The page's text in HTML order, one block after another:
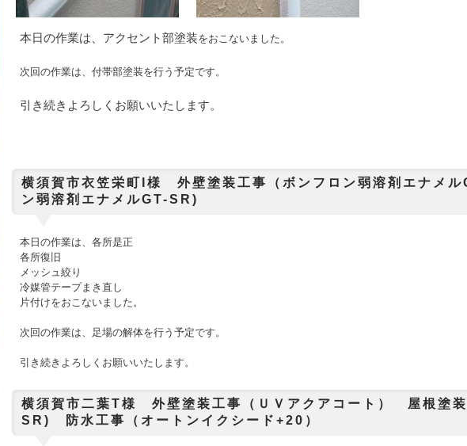
本日の作業は、アクセント部塗装をおこないました。
次回の作業は、付帯部塗装を行う予定です。
引き続きよろしくお願いいたします。
横須賀市衣笠栄町I様 外壁塗装工事（ボンフロン弱溶剤エナメ
ン弱溶剤エナメルGT-SR)
本日の作業は、各所是正
各所復旧
メッシュ絞り
冷媒管テープまき直し
片付けをおこないました。
次回の作業は、足場の解体を行う予定です。
引き続きよろしくお願いいたします。
横須賀市二葉T様 外壁塗装工事（ＵＶアクアコート） 屋根塗
SR) 防水工事（オートンイクシード+20）